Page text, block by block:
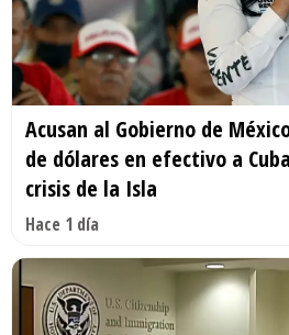
Acusan al Gobierno de
de dólares en efectivo a
crisis de la Isla
Hace 1 día